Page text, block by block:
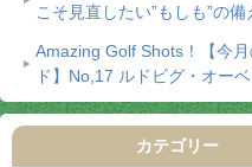
こそ見直したい”もしも”の備
Amazing Golf Shots！【今
ド】No,17 ルドビグ・オーベ
カテゴリー